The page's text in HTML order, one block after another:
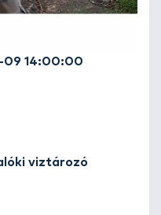
09 14:00:00
viztározó